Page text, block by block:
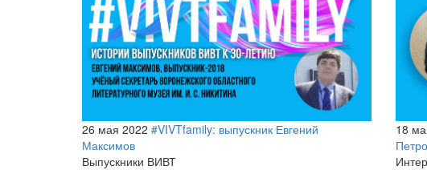
26 мая 2022 #VIVTfamily: выпускник Евгений
Максимов
Выпускники ВИВТ
18